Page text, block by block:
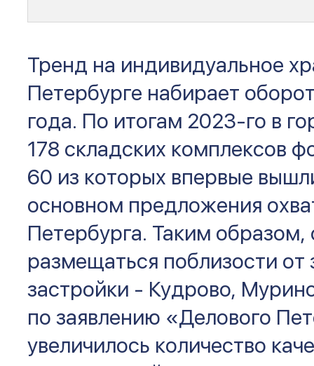
Тренд на индивидуальное
Петербурге набирает
года. По итогам 2023-го в
178 складских комплексов
60 из которых впервые
основном предложения
Петербурга. Таким образом,
размещаться поблизости от
застройки - Кудрово,
по заявлению «Делового
увеличилось количество